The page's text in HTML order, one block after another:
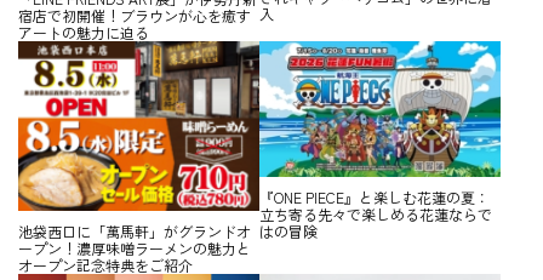
宿店で初開催！ブラウンが心を癒す
アートの魅力に迫る
入
池袋西口に「萬馬軒」がグランドオ
ープン！濃厚味噌ラーメンの魅力と
オープン記念特典をご紹介
『ONE PIECE』と楽しむ花蓮の夏：
立ち寄る先々で楽しめる花蓮ならで
はの冒険